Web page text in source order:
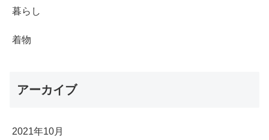
暮らし
着物
アーカイブ
2021年10月